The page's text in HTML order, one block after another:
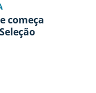
começa